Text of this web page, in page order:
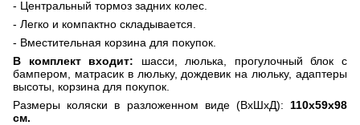
- Центральный тормоз задних колес.
- Легко и компактно складывается.
- Вместительная корзина для покупок.
В комплект входит: шасси, люлька, прогулочный блок с
бампером, матрасик в люльку, дождевик на люльку, адаптеры
высоты, корзина для покупок.
Размеры коляски в разложенном виде (ВхШхД): 110х59х98
см.